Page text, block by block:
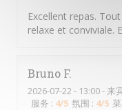
Excellent repas.
relaxe et conviviale.
Bruno F
2026-07-22 - 13:00 - 来
服务 : 4/5 氛围 : 4/5